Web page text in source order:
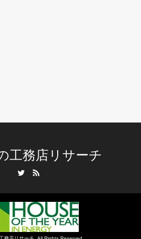
工務店リサーチ